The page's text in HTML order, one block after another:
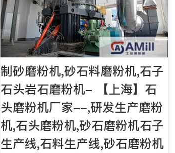
制砂磨粉机,砂石料磨粉机,石子
石头岩石磨粉机- 【上海】石
头磨粉机厂家--,研发生产磨粉
机,石头磨粉机,砂石磨粉机石子
生产线,石料生产线,砂石磨粉机